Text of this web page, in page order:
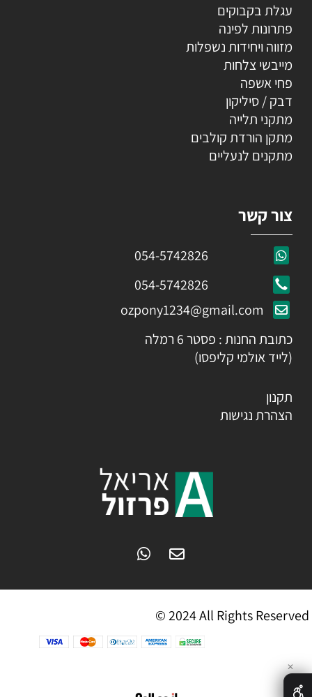
עגלת בקבוקים
פתרונות לפינה
מזווה ויחידות נשפלות
מייבשי צלחות
פחי אשפה
דבק / סיליקון
מתקני תלייה
מתקן הורדת קולבים
מתקנים לנעליים
צור קשר
054-5742826
054-5742826
ozpony1234@gmail.com
כתובת החנות : פסטר 6 רמלה
(לייד אולמי קליפסו)
תקנון
הצהרת נגישות
© 2024 All Rights Reserved
✕